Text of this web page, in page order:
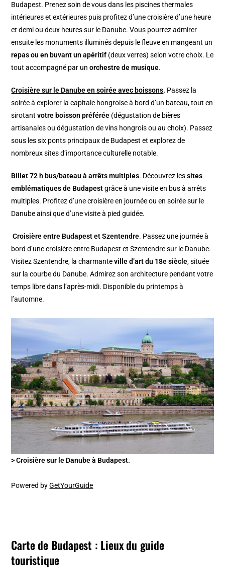
Budapest. Prenez soin de vous dans les piscines thermales
intérieures et extérieures puis profitez d’une croisière d’une heure
et demi ou deux heures sur le Danube. Vous pourrez admirer
ensuite les monuments illuminés depuis le fleuve en mangeant un
repas ou en buvant un apéritif (deux verres) selon votre choix. Le
tout accompagné par unorchestre de musique.
Croisière sur le Danube en soirée avec boissons. Passez la
soirée à explorer la capitale hongroise à bord d’un bateau, tout en
sirotantvotre boisson préférée (dégustation de bières
artisanales ou dégustation de vins hongrois ou au choix). Passez
sous les six ponts principaux de Budapest et explorez de
nombreux sites d’importance culturelle notable.
Billet 72 h bus/bateau à arrêts multiples. Découvrez lessites
emblématiques de Budapestgrâce à une visite en bus à arrêts
multiples. Profitez d’une croisière en journée ou en soirée sur le
Danube ainsi que d’une visite à pied guidée.
Croisière entre Budapest et Szentendre. Passez une journée à
bord d’une croisière entre Budapest et Szentendre sur le Danube.
Visitez Szentendre, la charmanteville d’art du 18e siècle, située
sur la courbe du Danube. Admirez son architecture pendant votre
temps libre dans l’après-midi. Disponible du printemps à
l’automne.
> Croisière sur le Danube à Budapest.
Powered byGetYourGuide
Carte de Budapest : Lieux du guide
touristique